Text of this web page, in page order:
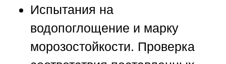
Испытания на
водопоглощение и марку
морозостойкости. Проверка